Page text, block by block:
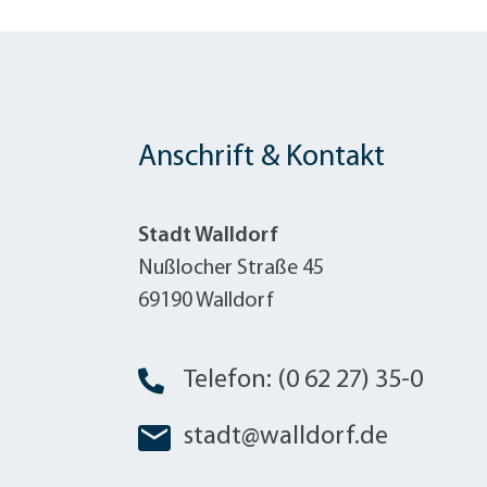
Anschrift & Kontakt
Stadt Walldorf
Nußlocher Straße 45
69190 Walldorf
Telefon: (0 62 27) 35-0
stadt@walldorf.de